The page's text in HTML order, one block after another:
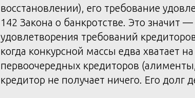
восстановлении), его требование
142 Закона о банкротстве. Это значит
удовлетворения требований
когда конкурсной массы едва хватает
первоочередных кредиторов
кредитор не получает ничего. Его долг